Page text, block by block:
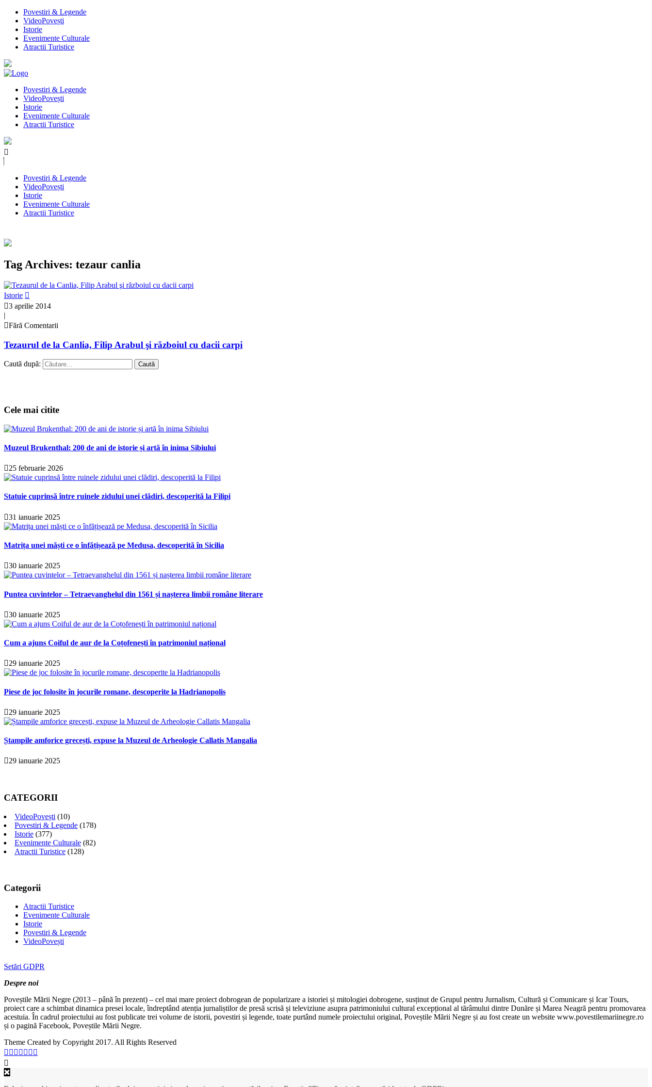
Povestiri & Legende
VideoPovești
Istorie
Evenimente Culturale
Atractii Turistice
Povestiri & Legende
VideoPovești
Istorie
Evenimente Culturale
Atractii Turistice
Povestiri & Legende
VideoPovești
Istorie
Evenimente Culturale
Atractii Turistice
Tag Archives: tezaur canlia
Istorie
3 aprilie 2014
|
Fără Comentarii
Tezaurul de la Canlia, Filip Arabul şi războiul cu dacii carpi
Caută după:
Cele mai citite
Muzeul Brukenthal: 200 de ani de istorie și artă în inima Sibiului
25 februarie 2026
Statuie cuprinsă între ruinele zidului unei clădiri, descoperită la Filipi
31 ianuarie 2025
Matrița unei măști ce o înfățișează pe Medusa, descoperită în Sicilia
30 ianuarie 2025
Puntea cuvintelor – Tetraevanghelul din 1561 și nașterea limbii române literare
30 ianuarie 2025
Cum a ajuns Coiful de aur de la Coțofenești în patrimoniul național
29 ianuarie 2025
Piese de joc folosite în jocurile romane, descoperite la Hadrianopolis
29 ianuarie 2025
Ștampile amforice grecești, expuse la Muzeul de Arheologie Callatis Mangalia
29 ianuarie 2025
CATEGORII
VideoPovești (10)
Povestiri & Legende (178)
Istorie (377)
Evenimente Culturale (82)
Atractii Turistice (128)
Categorii
Atractii Turistice
Evenimente Culturale
Istorie
Povestiri & Legende
VideoPovești
Setări GDPR
Despre noi
Poveștile Mării Negre (2013 – până în prezent) – cel mai mare proiect dobrogean de popularizare a istoriei și mitologiei dobrogene, susținut de Grupul pentru Jurnalism, Cultură și Comunicare și Icar Tours,
proiect care a schimbat dinamica presei locale, îndreptând atenția jurnaliștilor de presă scrisă și televiziune asupra patrimoniului cultural excepțional al tărâmului dintre Dunăre și Marea Neagră pentru promovarea
acestuia. În cadrul proiectului au fost publicate trei volume de istorii, povestiri și legende, toate purtând numele proiectului original, Poveștile Mării Negre și au fost create un website www.povestilemariinegre.ro
și o pagină Facebook, Poveștile Mării Negre.
Theme Created by Copyright 2017. All Rights Reserved